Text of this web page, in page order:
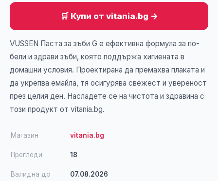
🛒 Купи от vitania.bg →
VUSSEN Паста за зъби G е ефективна формула за по-
бели и здрави зъби, която поддържа хигиената в
домашни условия. Проектирана да премахва плаката и
да укрепва емайла, тя осигурява свежест и увереност
през целия ден. Насладете се на чистота и здравина с
този продукт от vitania.bg.
Магазин vitania.bg
Прегледи 18
Валидна до 07.08.2026